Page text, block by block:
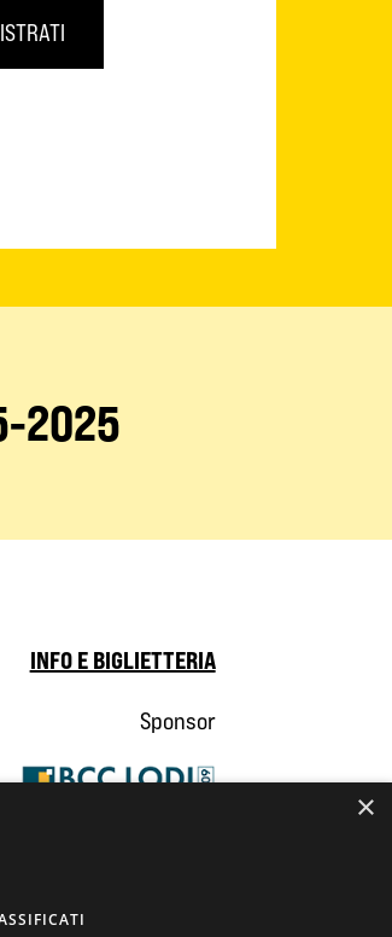
2025
INFO E BIGLIETTERIA
Sponsor
×